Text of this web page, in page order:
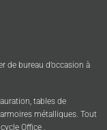
de bureau d’occasion à
tables de
métalliques. Tout
Office .